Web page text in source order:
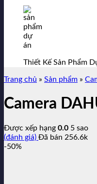
Thiết Kế Sản Phẩm
Trang chủ » Sản phẩm »
Camera
Được xếp hạng 0.0 5 sao
(đánh giá) Đã bán 256.6k
-50%